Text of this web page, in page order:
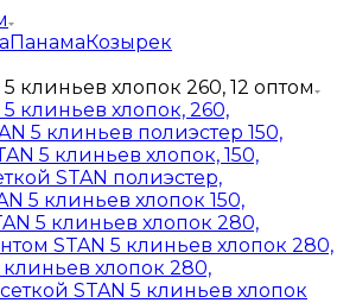
ПанамаКозырек
клиньев хлопок 260, 12 оптом
клиньев хлопок, 260,
5 клиньев полиэстер 150,
5 клиньев хлопок, 150,
STAN полиэстер,
5 клиньев хлопок 150,
5 клиньев хлопок 280,
STAN 5 клиньев хлопок 280,
хлопок 280,
STAN 5 клиньев хлопок